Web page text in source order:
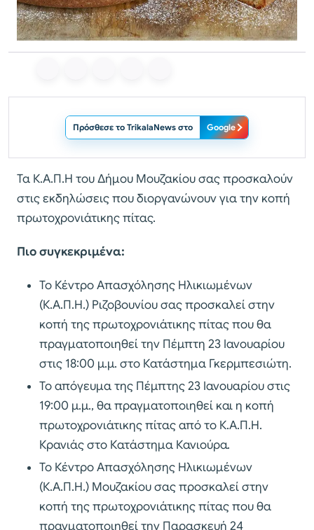
Πρόσθεσε το TrikalaNews στο Google
Τα Κ.Α.Π.Η του Δήμου Μουζακίου σας προσκαλούν
στις εκδηλώσεις που διοργανώνουν για την κοπή
πρωτοχρονιάτικης πίτας.
Πιο συγκεκριμένα:
Το Κέντρο Απασχόλησης Ηλικιωμένων
(Κ.Α.Π.Η.) Ριζοβουνίου σας προσκαλεί στην
κοπή της πρωτοχρονιάτικης πίτας που θα
πραγματοποιηθεί την Πέμπτη 23 Ιανουαρίου
στις 18:00 μ.μ. στο Κατάστημα Γκερμπεσιώτη.
Το απόγευμα της Πέμπτης 23 Ιανουαρίου στις
19:00 μ.μ., θα πραγματοποιηθεί και η κοπή
πρωτοχρονιάτικης πίτας από το Κ.Α.Π.Η.
Κρανιάς στο Κατάστημα Κανιούρα.
Το Κέντρο Απασχόλησης Ηλικιωμένων
(Κ.Α.Π.Η.) Μουζακίου σας προσκαλεί στην
κοπή της πρωτοχρονιάτικης πίτας που θα
πραγματοποιηθεί την Παρασκευή 24